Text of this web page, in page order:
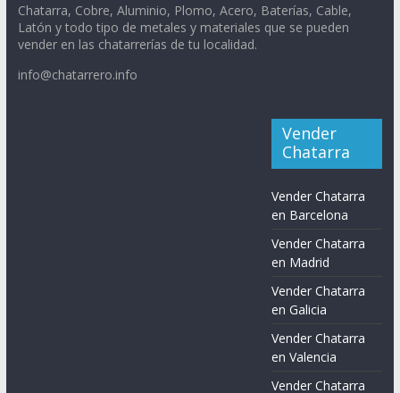
Chatarra, Cobre, Aluminio, Plomo, Acero, Baterías, Cable,
Latón y todo tipo de metales y materiales que se pueden
vender en las chatarrerías de tu localidad.
info@chatarrero.info
Vender
Chatarra
Vender Chatarra
en Barcelona
Vender Chatarra
en Madrid
Vender Chatarra
en Galicia
Vender Chatarra
en Valencia
Vender Chatarra